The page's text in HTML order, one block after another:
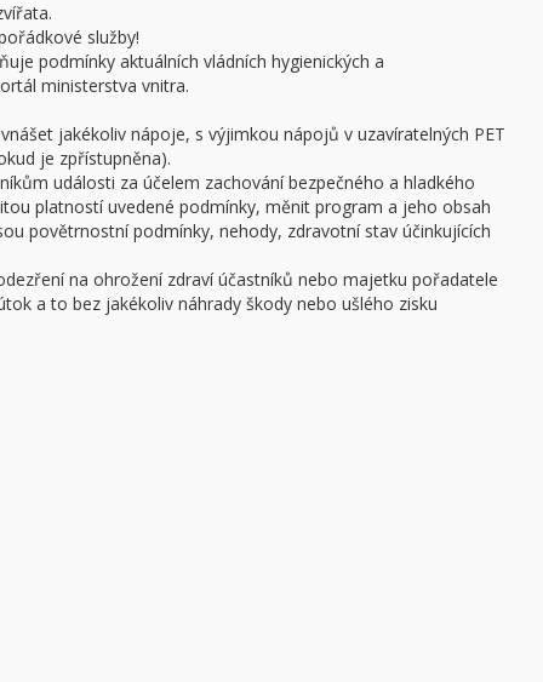
služby!
podmínky aktuálních vládních hygienických a
ministerstva vnitra.
jakékoliv nápoje, s výjimkou nápojů v uzavíratelných PET
je zpřístupněna).
události za účelem zachování bezpečného a hladkého
platností uvedené podmínky, měnit program a jeho obsah
povětrnostní podmínky, nehody, zdravotní stav účinkujících
na ohrožení zdraví účastníků nebo majetku pořadatele
a to bez jakékoliv náhrady škody nebo ušlého zisku